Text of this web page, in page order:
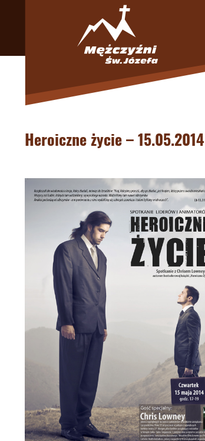
Heroiczne życie – 15.05.2014